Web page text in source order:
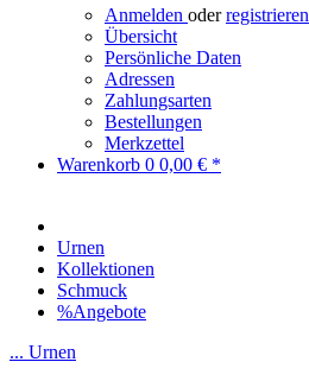
Anmelden oderregistrieren
Übersicht
Persönliche Daten
Adressen
Zahlungsarten
Bestellungen
Merkzettel
Warenkorb 0 0,00 € *
Urnen
Kollektionen
Schmuck
%Angebote
... Urnen